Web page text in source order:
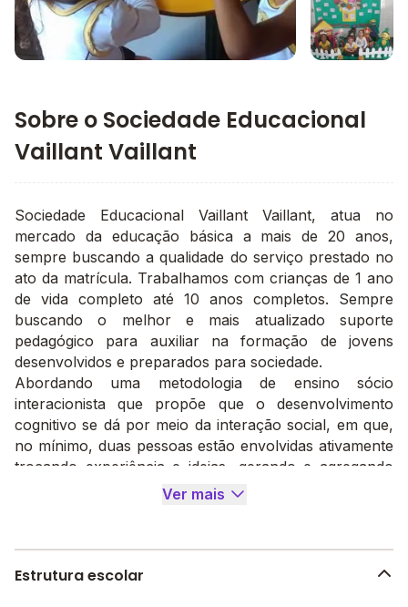
Sobre o Sociedade Educacional
Vaillant Vaillant
Sociedade Educacional Vaillant Vaillant, atua no
mercado da educação básica a mais de 20 anos,
sempre buscando a qualidade do serviço prestado no
ato da matrícula. Trabalhamos com crianças de 1 ano
de vida completo até 10 anos completos. Sempre
buscando o melhor e mais atualizado suporte
pedagógico para auxiliar na formação de jovens
desenvolvidos e preparados para sociedade.
Abordando uma metodologia de ensino sócio
interacionista que propõe que o desenvolvimento
cognitivo se dá por meio da interação social, em que,
no mínimo, duas pessoas estão envolvidas ativamente
trocando experiência e ideias, gerando e agregando
novas experiências e conhecimento. Respeitamos a
estamos aqui para cuidar e orientar da melhor forma
possível nossos pequenos.
Ver mais
Estrutura escolar